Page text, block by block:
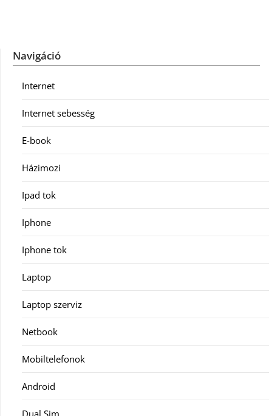
Navigáció
Internet
Internet sebesség
E-book
Házimozi
Ipad tok
Iphone
Iphone tok
Laptop
Laptop szerviz
Netbook
Mobiltelefonok
Android
Dual Sim